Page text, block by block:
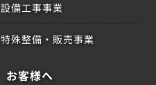
設備工事事業
特殊整備・販売事業
お客様へ